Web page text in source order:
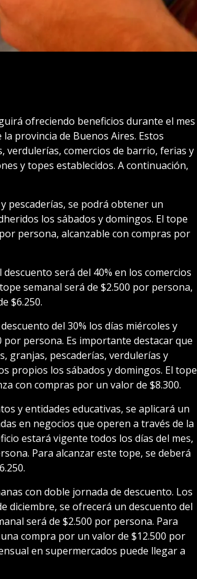
ofreciendo beneficios durante el mes
provincia de Buenos Aires. Estos
verdulerías, comercios de barrio, ferias y
y topes establecidos. A continuación,
pescaderías, se podrá obtener un
los sábados y domingos. El tope
persona, alcanzable con compras por
será del 40% en los comercios
semanal será de $2.500 por persona,
$6.250.
del 30% los días miércoles y
por persona. Es importante destacar que
granjas, pescaderías, verdulerías y
propios los sábados y domingos. El tope
con compras por un valor de $8.300.
y entidades educativas, se aplicará un
en negocios que operen a través de la
estará vigente todos los días del mes,
Para alcanzar este tope, se deberá
con doble jornada de descuento. Los
diciembre, se ofrecerá un descuento del
será de $2.500 por persona. Para
compra por un valor de $12.500 por
en supermercados puede llegar a